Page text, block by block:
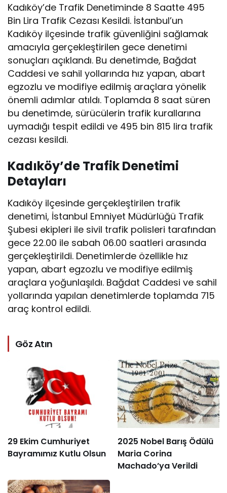
Kadıköy’de Trafik Denetiminde 8 Saatte 495
Bin Lira Trafik Cezası Kesildi. İstanbul’un
Kadıköy ilçesinde trafik güvenliğini sağlamak
amacıyla gerçekleştirilen gece denetimi
sonuçları açıklandı. Bu denetimde, Bağdat
Caddesi ve sahil yollarında hız yapan, abart
egzozlu ve modifiye edilmiş araçlara yönelik
önemli adımlar atıldı. Toplamda 8 saat süren
bu denetimde, sürücülerin trafik kurallarına
uymadığı tespit edildi ve 495 bin 815 lira trafik
cezası kesildi.
Kadıköy’de Trafik Denetimi
Detayları
Kadıköy ilçesinde gerçekleştirilen trafik
denetimi, İstanbul Emniyet Müdürlüğü Trafik
Şubesi ekipleri ile sivil trafik polisleri tarafından
gece 22.00 ile sabah 06.00 saatleri arasında
gerçekleştirildi. Denetimlerde özellikle hız
yapan, abart egzozlu ve modifiye edilmiş
araçlara yoğunlaşıldı. Bağdat Caddesi ve sahil
yollarında yapılan denetimlerde toplamda 715
araç kontrol edildi.
Göz Atın
29 Ekim Cumhuriyet
Bayramımız Kutlu Olsun
2025 Nobel Barış Ödülü
Maria Corina
Machado’ya Verildi